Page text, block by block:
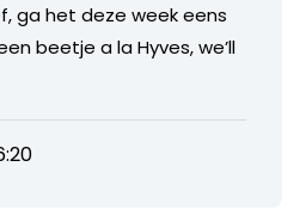
ga het deze week eens
beetje a la Hyves, we’ll